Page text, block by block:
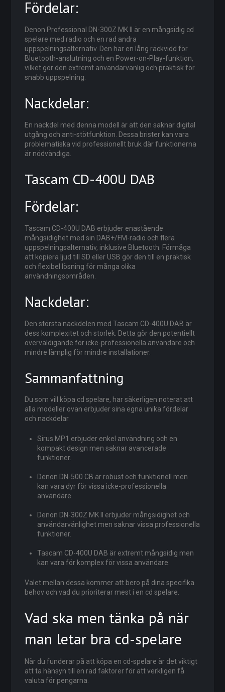
Fördelar:
Denon Professional DN-300Z MK II är en mångsidig cd
spelare med radio och en rad andra
uppspelningsalternativ. Den har en lång räckvidd för
Bluetooth-anslutning och en Power-on-Play-funktion,
vilket gör den extremt användarvänlig och praktisk för
snabb uppspelning.
Nackdelar:
En nackdel med denna modell är att den saknar digital
utgång och anti-stötfunktion. Dessa brister kan vara
problematiska vid professionellt bruk där funktionerna
är nödvändiga.
Tascam CD-400U DAB
Fördelar:
Tascam CD-400U DAB erbjuder enastående
mångsidighet med sin DAB+/FM-radio och flera
uppspelningsalternativ, inklusive Bluetooth. Förmåga
att kopiera ljud till SD eller USB gör den till en praktisk
och flexibel lösning för många olika
användningsområden.
Nackdelar:
Den största nackdelen med Tascam CD-400U DAB är
dess komplexitet och storlek. Detta gör den potentiellt
överväldigande för icke-professionella användare och
mindre lämplig för mindre installationer.
Sammanfattning
Du som vill köpa cd spelare, har säkerligen noterat att
alla modeller ovan erbjuder sina egna unika fördelar
och nackdelar.
Sirus MP1 erbjuder enkel användning och en
kompakt design men saknar avancerade
funktioner.
Denon DN-500 CB är robust och funktionell men
kan vara dyr för vissa icke-professionella
användare.
Denon DN-300Z MK II erbjuder mångsidighet och
användarvänlighet men saknar vissa professionella
funktioner.
Tascam CD-400U DAB är extremt mångsidig men
kan vara för komplex för vissa användare.
Valet mellan dessa kommer att bero på dina specifika
behov och vad du prioriterar mest i en cd spelare.
Vad ska men tänka på när
man letar bra cd-spelare
När du funderar på att köpa en cd-spelare är det viktigt
att ta hänsyn till en rad faktorer för att verkligen få
valuta för pengarna.